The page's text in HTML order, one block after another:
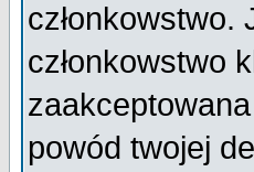
członkowstwo
powód twojej